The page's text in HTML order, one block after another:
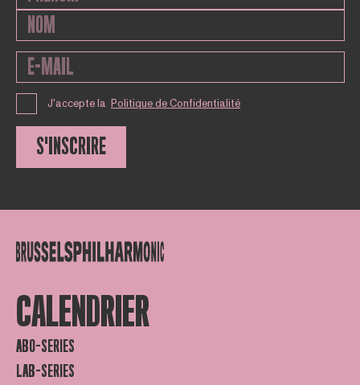
J'accepte la Politique de Confidentialité
S'INSCRIRE
CALENDRIER
ABO-SERIES
LAB-SERIES